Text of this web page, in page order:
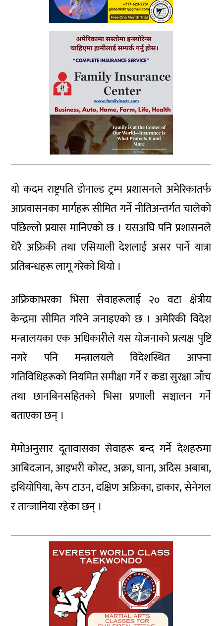
यो कदम राष्ट्रपति डोनाल्ड ट्रम्प प्रशासनले अमेरिकातर्फ
आप्रवासनका मार्गहरू सीमित गर्ने नीतिअन्तर्गत चालेको
पछिल्लो प्रयास मानिएको छ । यसअघि पनि प्रशासनले
धेरै अफ्रिकी तथा एसियाली देशलाई असर पार्ने यात्रा
प्रतिबन्धहरू लागू गरेको थियो ।
अफ्रिकाभरका भिसा सेवाहरूलाई २० वटा क्षेत्रीय
केन्द्रमा सीमित गरिने जनाइएको छ । अमेरिकी विदेश
मन्त्रालयका एक अधिकारीले यस योजनाको प्रत्यक्ष पुष्टि
नगरे पनि मन्त्रालयले विदेशस्थित आफ्ना
गतिविधिहरूको नियमित समीक्षा गर्ने र कडा सुरक्षा जाँच
तथा छानबिनसहितको भिसा प्रणाली सञ्चालन गर्ने
बताएका छन् ।
मेमोअनुसार दूतावासका सेवाहरू बन्द गर्ने देशहरुमा
आबिदजान, आइभरी कोस्ट, अक्रा, घाना, अदिस अबाबा,
इथियोपिया, केप टाउन, दक्षिण अफ्रिका, डाकार, सेनेगल
र तान्जानिया रहेका छन् ।